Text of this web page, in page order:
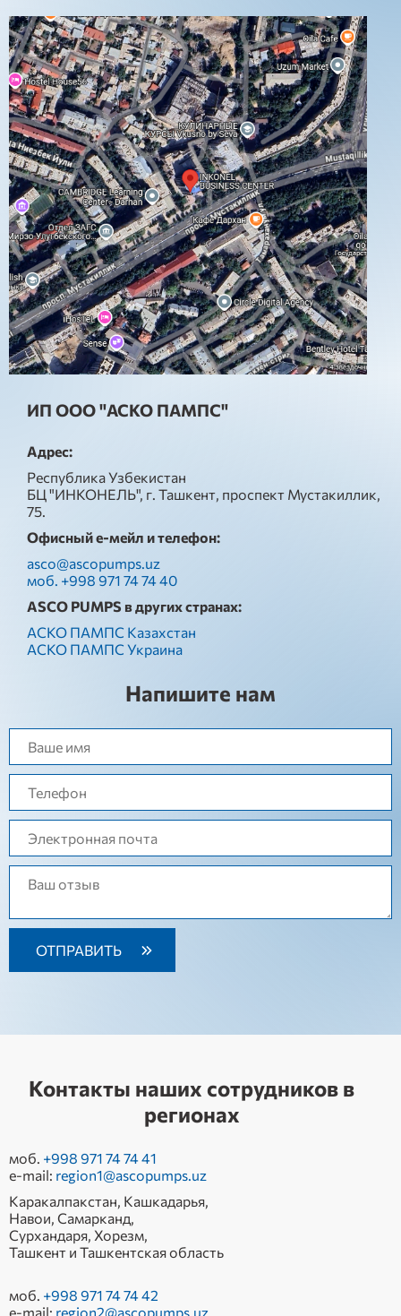
ИП ООО "АСКО ПАМПС"
Адрес:
Республика Узбекистан
БЦ "ИНКОНЕЛЬ", г. Ташкент, проспект Мустакиллик,
75.
Офисный е-мейл и телефон:
asco@ascopumps.uz
моб. +998 971 74 74 40
ASCO PUMPS в других странах:
АСКО ПАМПС Казахстан
АСКО ПАМПС Украина
Напишите нам
Контакты наших сотрудников в
регионах
моб. +998 971 74 74 41
e-mail: region1@ascopumps.uz
Каракалпакстан, Кашкадарья,
Навои, Самарканд,
Сурхандаря, Хорезм,
Ташкент и Ташкентская область
моб. +998 971 74 74 42
e-mail: region2@ascopumps.uz